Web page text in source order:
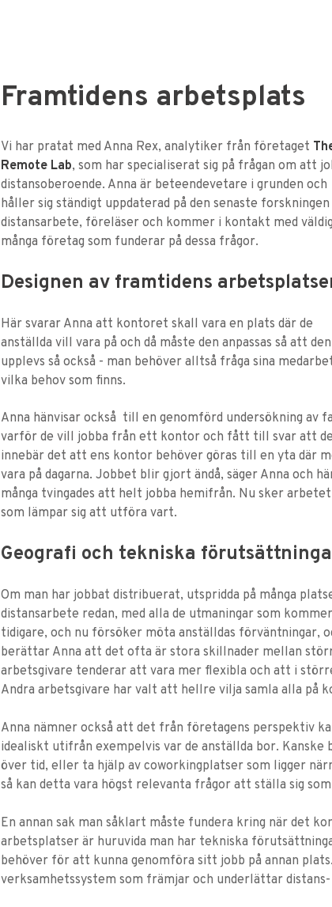
Framtidens arbetsplats
Vi har pratat med Anna Rex, analytiker från företaget
Remote Lab, som har specialiserat sig på frågan om att
distansoberoende. Anna är beteendevetare i grunden och
håller sig ständigt uppdaterad på den senaste
distansarbete, föreläser och kommer i kontakt med
många företag som funderar på dessa frågor.
Designen av framtidens
Här svarar Anna att kontoret skall vara en plats där de
anställda vill vara på och då måste den anpassas så att den
upplevs så också - man behöver alltså fråga sina
vilka behov som finns.
Anna hänvisar också till en genomförd undersökning av
varför de vill jobba från ett kontor och fått till svar att
innebär det att ens kontor behöver göras till en yta där
vara på dagarna. Jobbet blir gjort ändå, säger Anna och
många tvingades att helt jobba hemifrån. Nu sker
som lämpar sig att utföra vart.
Geografi och tekniska
Om man har jobbat distribuerat, utspridda på många
distansarbete redan, med alla de utmaningar som
tidigare, och nu försöker möta anställdas förväntningar,
berättar Anna att det ofta är stora skillnader mellan
arbetsgivare tenderar att vara mer flexibla och att i
Andra arbetsgivare har valt att hellre vilja samla alla på
Anna nämner också att det från företagens perspektiv
idealiskt utifrån exempelvis var de anställda bor.
över tid, eller ta hjälp av coworkingplatser som ligger
så kan detta vara högst relevanta frågor att ställa sig
En annan sak man såklart måste fundera kring när det
arbetsplatser är huruvida man har tekniska
behöver för att kunna genomföra sitt jobb på annan
verksamhetssystem som främjar och underlättar